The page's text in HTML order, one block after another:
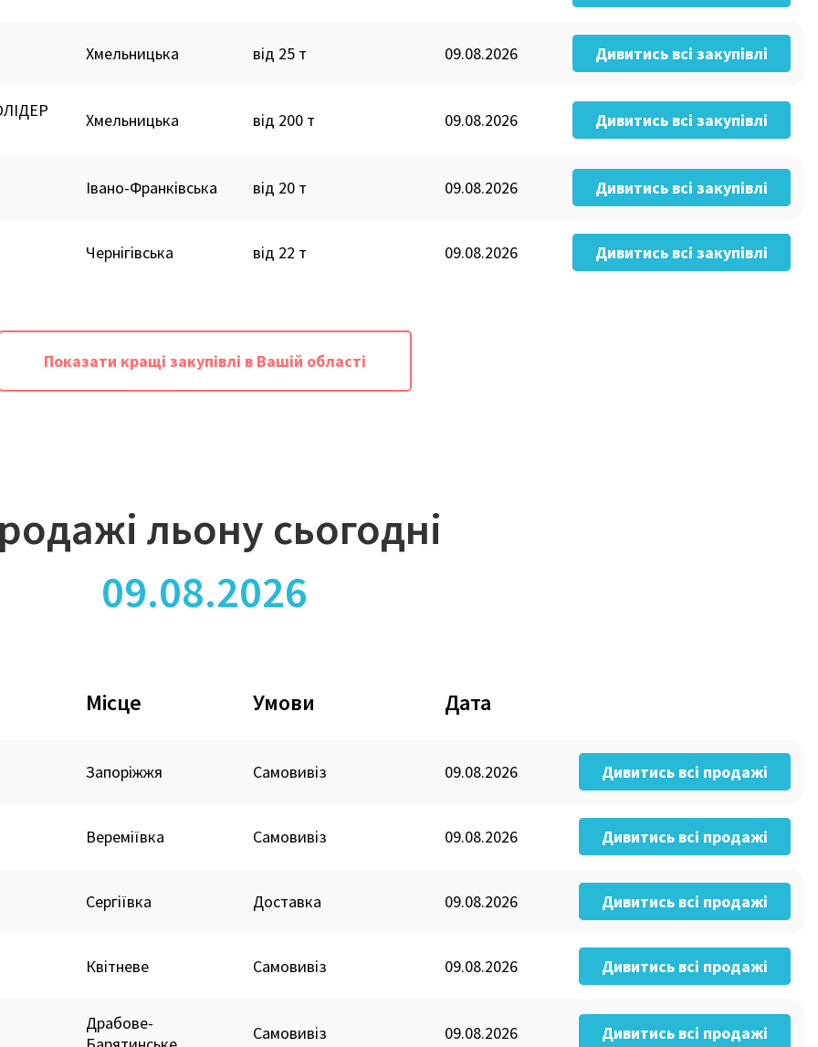
Хмельницька від 25 т 09.08.2026 Дивитись всі закупівлі
Хмельницька від 200 т 09.08.2026 Дивитись всі закупівлі
Івано-Франківська від 20 т 09.08.2026 Дивитись всі закупівлі
Чернігівська від 22 т 09.08.2026 Дивитись всі закупівлі
Показати кращі закупівлі в Вашій області
льону сьогодні
09.08.2026
Місце Умови Дата
Запоріжжя Самовивіз 09.08.2026 Дивитись всі продажі
Вереміївка Самовивіз 09.08.2026 Дивитись всі продажі
Сергіївка Доставка 09.08.2026 Дивитись всі продажі
Квітневе Самовивіз 09.08.2026 Дивитись всі продажі
Драбове-
Самовивіз 09.08.2026 Дивитись всі продажі